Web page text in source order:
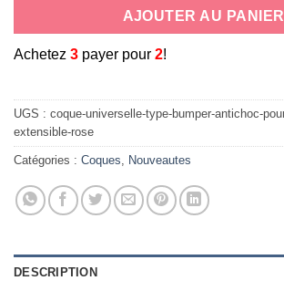
AJOUTER AU PANIER
Achetez 3 payer pour 2!
UGS : coque-universelle-type-bumper-antichoc-
extensible-rose
Catégories : Coques Nouveautes
DESCRIPTION